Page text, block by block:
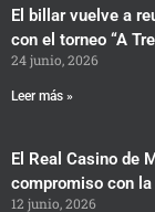
El billar vuelve a
con el torneo “A
24 junio, 2026
Leer más »
El Real Casino de
compromiso con
12 junio, 2026